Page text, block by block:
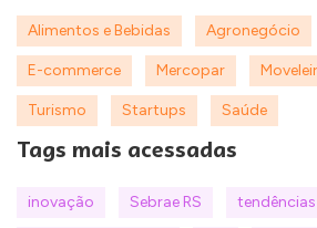
Alimentos e Bebidas Agronegócio
E-commerce Mercopar
Turismo Startups Saúde
Tags mais acessadas
inovação Sebrae RS tendências